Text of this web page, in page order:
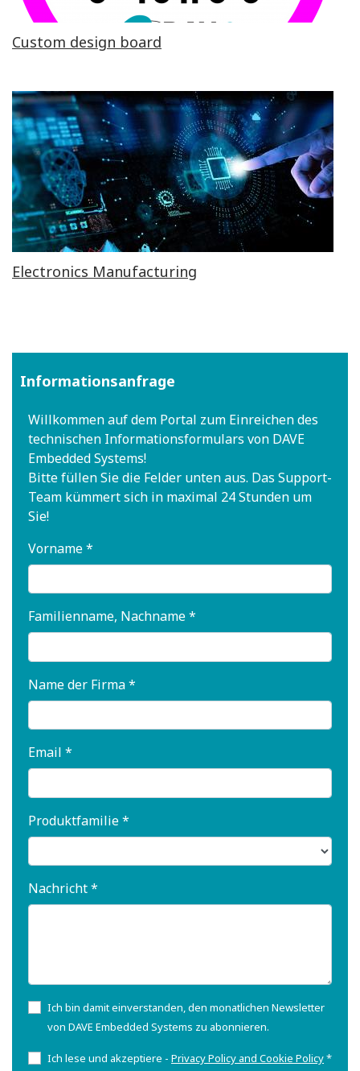
Custom design board
Electronics Manufacturing
Informationsanfrage
Willkommen auf dem Portal zum Einreichen des
technischen Informationsformulars von DAVE
Embedded Systems!
Bitte füllen Sie die Felder unten aus. Das Support-
Team kümmert sich in maximal 24 Stunden um
Sie!
Vorname *
Familienname, Nachname *
Name der Firma *
Email *
Produktfamilie *
Nachricht *
Ich bin damit einverstanden, den monatlichen Newsletter
von DAVE Embedded Systems zu abonnieren.
Ich lese und akzeptiere - Privacy Policy and Cookie Policy*